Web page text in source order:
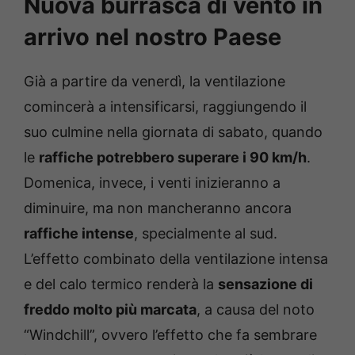
arrivo nel nostro Paese
Già a partire da venerdì, la ventilazione
comincerà a intensificarsi, raggiungendo il
suo culmine nella giornata di sabato, quando
le raffiche potrebbero superare i 90 km/h.
Domenica, invece, i venti inizieranno a
diminuire, ma non mancheranno ancora
raffiche intense, specialmente al sud.
L’effetto combinato della ventilazione intensa
e del calo termico renderà la sensazione di
freddo molto più marcata, a causa del noto
“Windchill”, ovvero l’effetto che fa sembrare